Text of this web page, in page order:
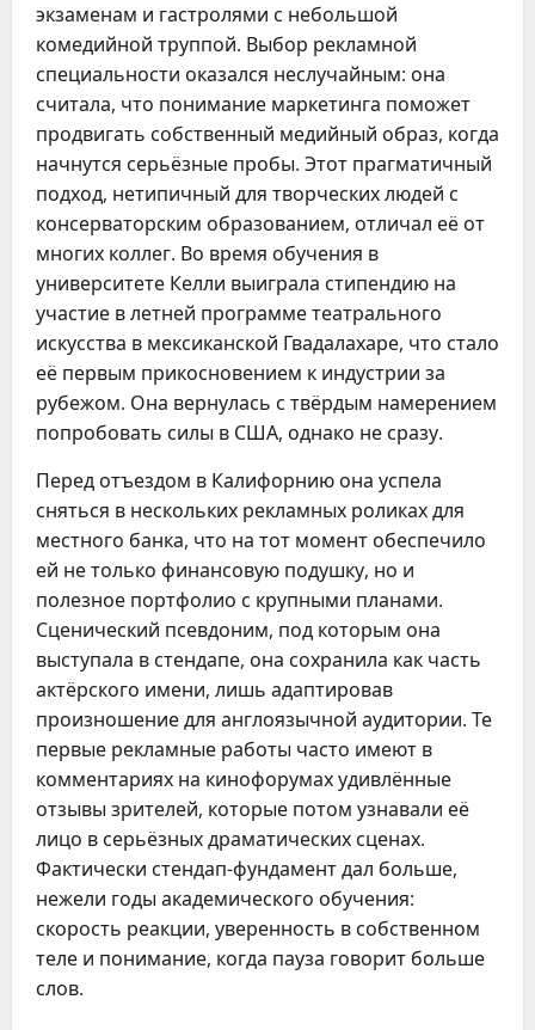
экзаменам и гастролями с небольшой
комедийной труппой. Выбор рекламной
специальности оказался неслучайным: она
считала, что понимание маркетинга поможет
продвигать собственный медийный образ, когда
начнутся серьёзные пробы. Этот прагматичный
подход, нетипичный для творческих людей с
консерваторским образованием, отличал её от
многих коллег. Во время обучения в
университете Келли выиграла стипендию на
участие в летней программе театрального
искусства в мексиканской Гвадалахаре, что стало
её первым прикосновением к индустрии за
рубежом. Она вернулась с твёрдым намерением
попробовать силы в США, однако не сразу.
Перед отъездом в Калифорнию она успела
сняться в нескольких рекламных роликах для
местного банка, что на тот момент обеспечило
ей не только финансовую подушку, но и
полезное портфолио с крупными планами.
Сценический псевдоним, под которым она
выступала в стендапе, она сохранила как часть
актёрского имени, лишь адаптировав
произношение для англоязычной аудитории. Те
первые рекламные работы часто имеют в
комментариях на кинофорумах удивлённые
отзывы зрителей, которые потом узнавали её
лицо в серьёзных драматических сценах.
Фактически стендап-фундамент дал больше,
нежели годы академического обучения:
скорость реакции, уверенность в собственном
теле и понимание, когда пауза говорит больше
слов.